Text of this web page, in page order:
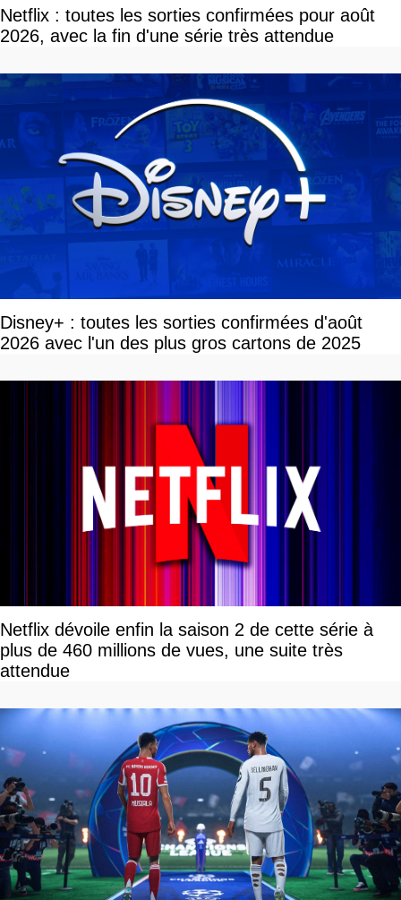
Netflix : toutes les sorties confirmées pour août
2026, avec la fin d'une série très attendue
Disney+ : toutes les sorties confirmées d'août
2026 avec l'un des plus gros cartons de 2025
Netflix dévoile enfin la saison 2 de cette série à
plus de 460 millions de vues, une suite très
attendue